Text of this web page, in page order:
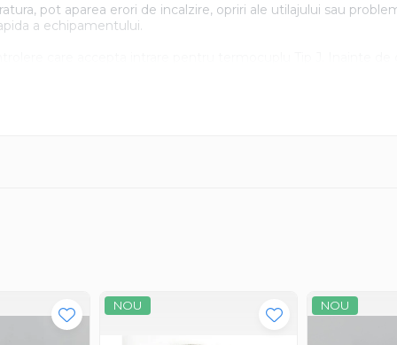
pot aparea erori de incalzire, opriri ale utilajului sau
a echipamentului.
NOU NOU